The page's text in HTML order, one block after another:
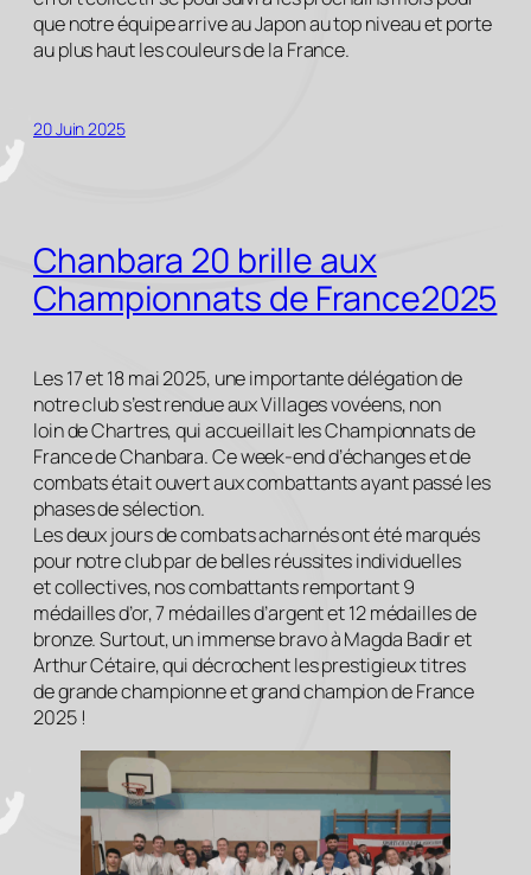
que notre équipe arrive au Japon au top niveau et porte
au plus haut les couleurs de la France.
20 Juin 2025
Chanbara 20 brille aux
Championnats de France2025
Les 17 et 18 mai 2025, une importante délégation de
notre club s’est rendue aux Villages vovéens, non
loin de Chartres, qui accueillait les Championnats de
France de Chanbara. Ce week-end d’échanges et de
combats était ouvert aux combattants ayant passé les
phases de sélection.
Les deux jours de combats acharnés ont été marqués
pour notre club par de belles réussites individuelles
et collectives, nos combattants remportant 9
médailles d’or, 7 médailles d’argent et 12 médailles de
bronze. Surtout, un immense bravo à Magda Badir et
Arthur Cétaire, qui décrochent les prestigieux titres
de grande championne et grand champion de France
2025 !